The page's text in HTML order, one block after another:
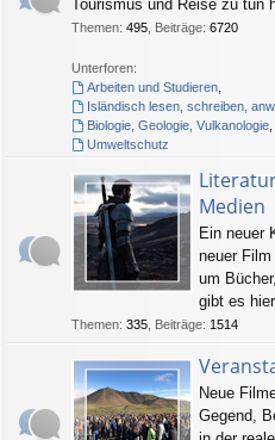
Tourismus und Reise zu tun
Themen: 495 Beiträge: 6720
Unterforen:
Arbeiten und Studieren,
Isländisch lesen, schreiben,
Biologie, Geologie, Vulkanologie,
Umweltschutz
Medien
Ein neuer
neuer
um
gibt es
Themen: 335 Beiträge: 1514
Neue
Gegend,